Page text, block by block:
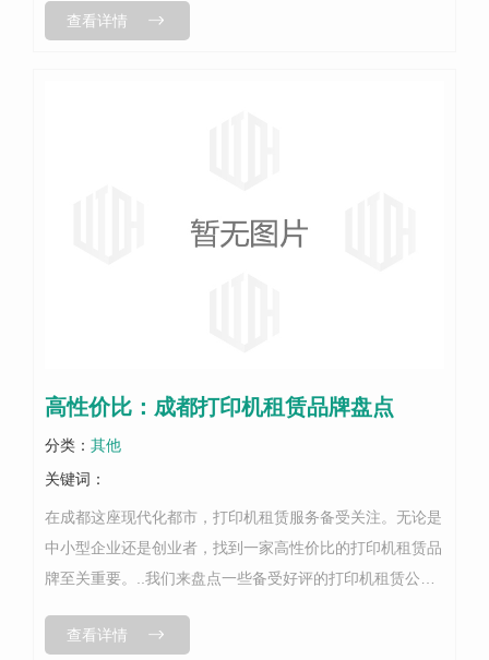
口碑、服务能力与客户规模...
查看详情
高性价比：成都打印机租赁品牌盘点
分类： 其他
关键词：
在成都这座现代化都市，打印机租赁服务备受关注。无论是
中小型企业还是创业者，找到一家高性价比的打印机租赁品
牌至关重要。..我们来盘点一些备受好评的打印机租赁公
需求。他们的租金价格实惠，服务质...
查看详情